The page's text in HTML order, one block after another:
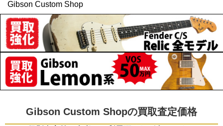
Gibson Custom Shop
Gibson Custom Shopの買取査定価格